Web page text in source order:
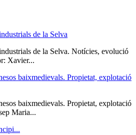
de la Selva
de la Selva. Notícies, evolució
Xavier...
baixmedievals. Propietat, explotació
baixmedievals. Propietat, explotació
Maria...